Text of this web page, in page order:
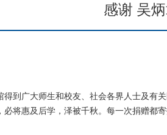
感谢 吴
得到广大师生和校友、社会各界人士及有
将惠及后学，泽被千秋。每一次捐赠都